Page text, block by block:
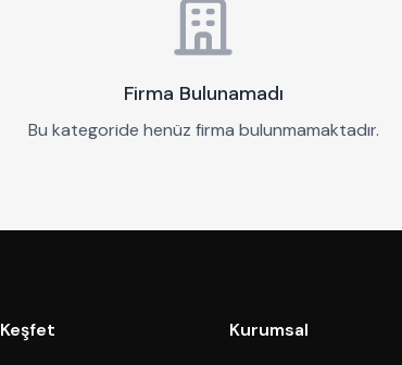
Firma Bulunamadı
Bu kategoride henüz firma bulunmamaktadır.
Keşfet Kurumsal